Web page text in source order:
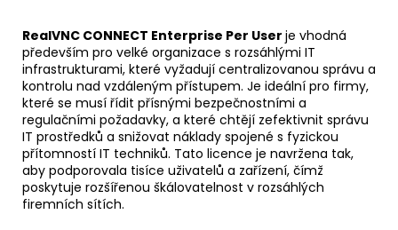
RealVNC CONNECT Enterprise Per User je vhodná
především pro velké organizace s rozsáhlými IT
infrastrukturami, které vyžadují centralizovanou správu a
kontrolu nad vzdáleným přístupem. Je ideální pro firmy,
které se musí řídit přísnými bezpečnostními a
regulačními požadavky, a které chtějí zefektivnit správu
IT prostředků a snižovat náklady spojené s fyzickou
přítomností IT techniků. Tato licence je navržena tak,
aby podporovala tisíce uživatelů a zařízení, čímž
poskytuje rozšířenou škálovatelnost v rozsáhlých
firemních sítích.